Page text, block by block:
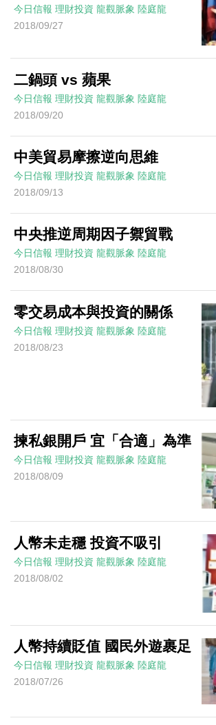
今日信報 理財投資 龍觀脈象 陸庭龍
2018/09/27
二鍋頭 vs 蘋果
今日信報 理財投資 龍觀脈象 陸庭龍
2018/09/20
中美貿易摩擦逆向思維
今日信報 理財投資 龍觀脈象 陸庭龍
2018/09/13
中央推逆周期因子禦貿戰
今日信報 理財投資 龍觀脈象 陸庭龍
2018/08/30
零交易成本與投資的關係
今日信報 理財投資 龍觀脈象 陸庭龍
2018/08/23
揀私銀開戶 宜「合適」為準
今日信報 理財投資 龍觀脈象 陸庭龍
2018/08/09
人幣未走穩 投資不吸引
今日信報 理財投資 龍觀脈象 陸庭龍
2018/08/02
人幣持續貶值 國民外遊裹足
今日信報 理財投資 龍觀脈象 陸庭龍
2018/07/26